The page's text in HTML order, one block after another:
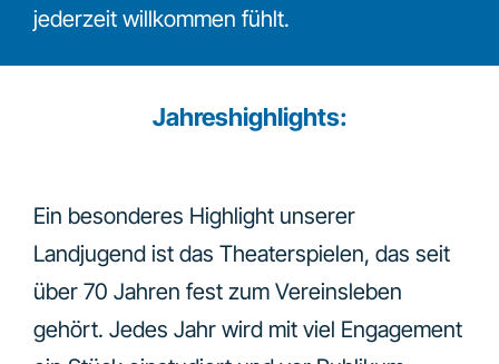
jederzeit willkommen fühlt.
Jahreshighlights:
Ein besonderes Highlight unserer
Landjugend ist das Theaterspielen, das seit
über 70 Jahren fest zum Vereinsleben
gehört. Jedes Jahr wird mit viel Engagement